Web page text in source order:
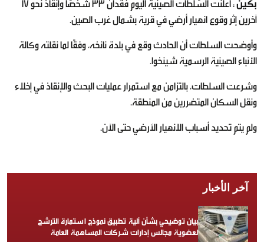
بكين
: أعلنت السُّلطات الصينية اليوم فقدان 33 شخصًا وإنقاذ نحو 17
آخرين إثر وقوع انهيار أرضي في قرية بشمال غرب الصين.
وأوضحت السلطات أن الحادث وقع في بلدة نانخه، وفقًا لما نقلته وكالة
الأنباء الصينية الرسمية شينخوا.
وشرعت السلطات، بالتزامن مع استمرار عمليات البحث والإنقاذ في إخلاء
ونقل السكان المتضررين من المنطقة.
ولم يتم تحديد أسباب الانهيار الأرضي حتى الآن.
آخر الأخبار
بيان توضيحي بشأن آلية تطبيق نموذج استمارة الترشح
لعضوية مجالس إدارات شركات المساهمة العامة